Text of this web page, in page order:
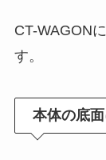
CT-WAGON
す。
本体の底